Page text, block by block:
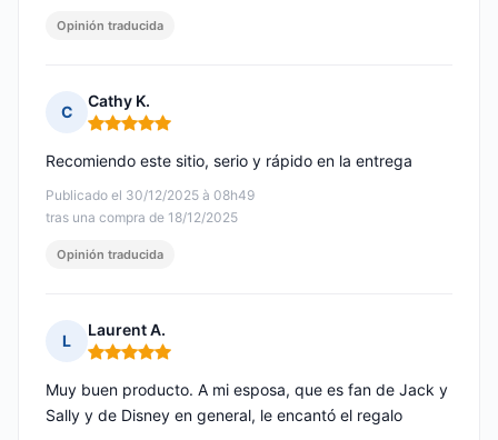
Opinión traducida
C
Cathy K.
Nota: 5 de 5
Publicado el 30/12/2025 à 08h49
tras una compra de 18/12/2025
Recomiendo este sitio, serio y rápido en la entrega
Opinión traducida
L
Laurent A.
Nota: 5 de 5
Muy buen producto. A mi esposa, que es fan de Jack y
Sally y de Disney en general, le encantó el regalo